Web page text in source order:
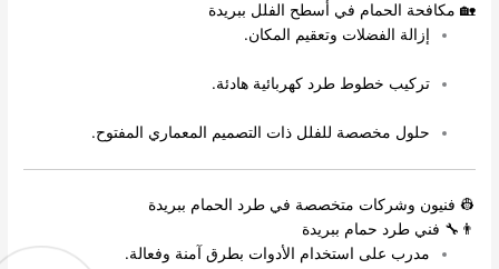
🏡 مكافحة الحمام في أسطح الفلل ببريدة
إزالة الفضلات وتعقيم المكان.
تركيب خطوط طرد كهربائية هادئة.
حلول مخصصة للفلل ذات التصميم المعماري المفتوح.
👷 فنيون وشركات متخصصة في طرد الحمام ببريدة
👨‍🔧 فني طرد حمام ببريدة
مدرب على استخدام الأدوات بطرق آمنة وفعالة.